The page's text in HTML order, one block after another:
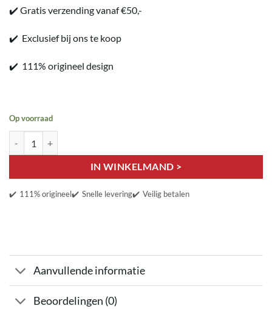
✔️ Gratis verzending vanaf €50,-
✔️ Exclusief bij ons te koop
✔️ 111% origineel design
Op voorraad
IN WINKELMAND >
✔️ 111% origineel✔️ Snelle levering✔️ Veilig betalen
Aanvullende informatie
Beoordelingen (0)